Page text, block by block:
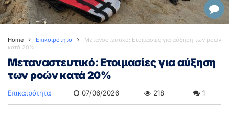
Home Επικαιρότητα
Μεταναστευτικό: Ετοιμασίες για αύξηση των ροών
κατά 20%
Μεταναστευτικό: Ετοιμασίες για αύξηση
των ροών κατά 20%
Επικαιρότητα 07/06/2026 218 1